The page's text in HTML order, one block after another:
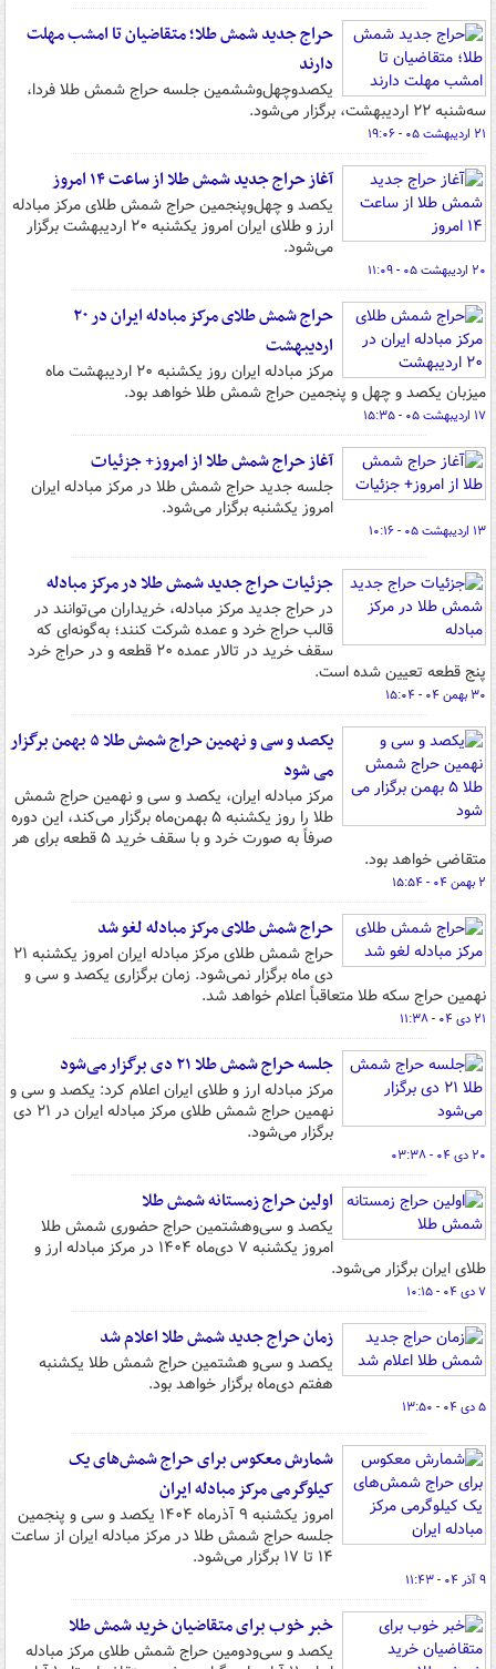
حراج جدید شمش طلا؛ متقاضیان تا امشب مهلت
دارند
یکصدوچهل‌وششمین جلسه حراج شمش طلا فردا،
سه‌شنبه ۲۲ اردیبهشت، برگزار می‌شود.
۲۱ اردیبهشت ۰۵ - ۱۹:۰۶
آغاز حراج جدید شمش طلا از ساعت ۱۴ امروز
یکصد و چهل‌وپنجمین حراج شمش طلای مرکز مبادله
ارز و طلای ایران امروز یکشنبه ۲۰ اردیبهشت برگزار
می‌شود.
۲۰ اردیبهشت ۰۵ - ۱۱:۰۹
حراج شمش طلای مرکز مبادله ایران در ۲۰
اردیبهشت
مرکز مبادله ایران روز یکشنبه ۲۰ اردیبهشت ماه
میزبان یکصد و چهل و پنجمین حراج شمش طلا خواهد بود.
۱۷ اردیبهشت ۰۵ - ۱۵:۳۵
آغاز حراج شمش طلا از امروز+ جزئیات
جلسه جدید حراج شمش طلا در مرکز مبادله ایران
امروز یکشنبه برگزار می‌شود.
۱۳ اردیبهشت ۰۵ - ۱۰:۱۶
جزئیات حراج جدید شمش طلا در مرکز مبادله
در حراج جدید مرکز مبادله، خریداران می‌توانند در
قالب حراج خرد و عمده شرکت کنند؛ به‌گونه‌ای که
سقف خرید در تالار عمده ۲۰ قطعه و در حراج خرد
پنج قطعه تعیین شده است.
۳۰ بهمن ۰۴ - ۱۵:۰۴
یکصد و سی و نهمین حراج شمش طلا ۵ بهمن برگزار
می شود
مرکز مبادله ایران، یکصد و سی‌ و نهمین حراج شمش
طلا را روز یکشنبه ۵ بهمن‌ماه برگزار می‌کند، این دوره
صرفاً به صورت خرد و با سقف خرید ۵ قطعه برای هر
متقاضی خواهد بود.
۲ بهمن ۰۴ - ۱۵:۵۴
حراج شمش طلای مرکز مبادله لغو شد
حراج شمش طلای مرکز مبادله ایران امروز یکشنبه ۲۱
دی ماه برگزار نمی‌شود. زمان برگزاری یکصد و سی و
نهمین حراج سکه طلا متعاقباً اعلام خواهد شد.
۲۱ دی ۰۴ - ۱۱:۳۸
جلسه حراج شمش طلا ۲۱ دی برگزار می‌شود
مرکز مبادله ارز و طلای ایران اعلام کرد: یکصد و سی‌ و
نهمین حراج شمش طلای مرکز مبادله ایران در ۲۱ دی
برگزار می‌شود.
۲۰ دی ۰۴ - ۰۳:۳۸
اولین حراج زمستانه شمش طلا
یکصد و سی‌وهشتمین حراج حضوری شمش طلا
امروز یکشنبه ۷ دی‌ماه ۱۴۰۴ در مرکز مبادله ارز و
طلای ایران برگزار می‌شود.
۷ دی ۰۴ - ۱۰:۱۵
زمان حراج جدید شمش طلا اعلام شد
یکصد و سی‌و هشتمین حراج شمش طلا یکشنبه
هفتم دی‌ماه برگزار خواهد بود.
۵ دی ۰۴ - ۱۳:۵۰
شمارش معکوس برای حراج شمش‌های یک
کیلوگرمی مرکز مبادله ایران
امروز یکشنبه ۹ آذرماه ۱۴۰۴ یکصد و سی و پنجمین
جلسه حراج شمش طلا در مرکز مبادله ایران از ساعت
۱۴ تا ۱۷ برگزار می‌شود.
۹ آذر ۰۴ - ۱۱:۴۳
خبر خوب برای متقاضیان خرید شمش طلا
یکصد و سی‌ودومین حراج شمش طلای مرکز مبادله